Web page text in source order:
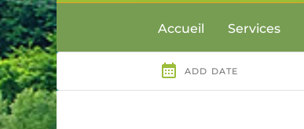
Accueil Services